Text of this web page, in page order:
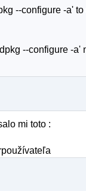
--configure -a'
--configure -a'
mi toto :